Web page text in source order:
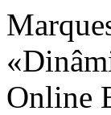
Online